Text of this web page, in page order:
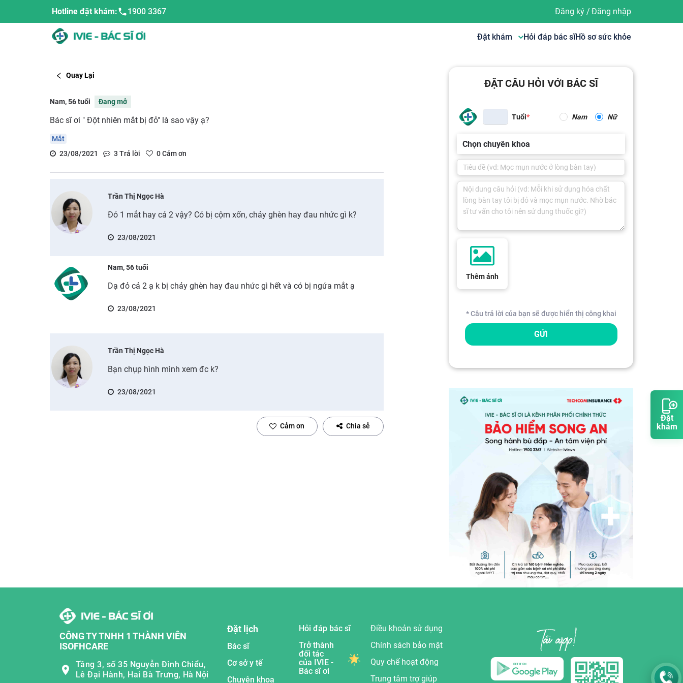
Đặt
khám
Hotline đặt khám: 1900 3367 Đăng ký/ Đăng nhập
Đặt khám Hỏi đáp bác sĩHồ sơ sức khỏe
Quay Lại
Nam, 56 tuổi Đang mở
Bác sĩ ơi " Đột nhiên mắt bị đỏ" là sao vậy ạ?
Mắt
23/08/2021
3 Trả lời 0Cảm ơn
Trần Thị Ngọc Hà
Đỏ 1 mắt hay cả 2 vậy? Có bị cộm xốn, chảy ghèn hay đau nhức gì k?
23/08/2021
Nam, 56 tuổi
Dạ đỏ cả 2 ạ k bị chảy ghèn hay đau nhức gì hết và có bị ngứa mắt ạ
23/08/2021
Trần Thị Ngọc Hà
Bạn chụp hình mình xem đc k?
23/08/2021
Cảm ơn Chia sẻ
ĐẶT CÂU HỎI VỚI BÁC SĨ
Tuổi Nam Nữ
Chọn chuyên khoa
Thêm ảnh
* Câu trả lời của bạn sẽ được hiển thị công khai
GỬI
CÔNG TY TNHH 1 THÀNH VIÊN
ISOFHCARE
Tầng 3, số 35 Nguyễn Đình Chiểu,
Lê Đại Hành, Hai Bà Trưng, Hà Nội
Đặt lịch
Bác sĩ
Cơ sở y tế
Chuyên khoa
Hỏi đáp bác sĩ
Trở thành
đối tác
của IVIE -
Bác sĩ ơi
Điều khoản sử dụng
Chính sách bảo mật
Quy chế hoạt động
Trung tâm trợ giúp